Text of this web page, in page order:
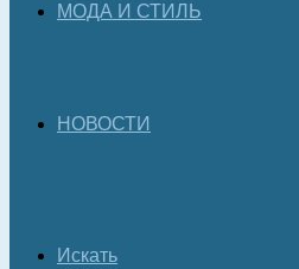
МОДА И СТИЛЬ
НОВОСТИ
Искать